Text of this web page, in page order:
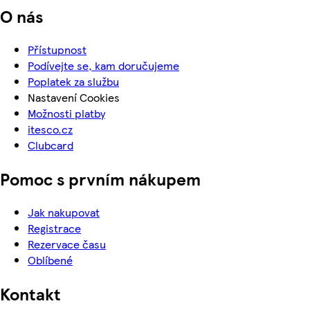
O nás
Přístupnost
Podívejte se, kam doručujeme
Poplatek za službu
Nastavení Cookies
Možnosti platby
itesco.cz
Clubcard
Pomoc s prvním nákupem
Jak nakupovat
Registrace
Rezervace času
Oblíbené
Kontakt